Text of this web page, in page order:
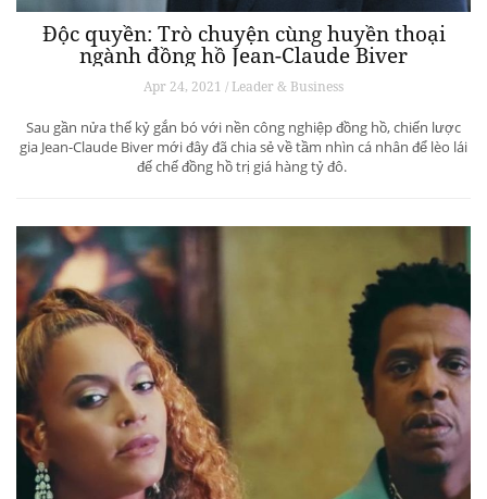
Độc quyền: Trò chuyện cùng huyền thoại
ngành đồng hồ Jean-Claude Biver
Apr 24, 2021 / Leader & Business
Sau gần nửa thế kỷ gắn bó với nền công nghiệp đồng hồ, chiến lược
gia Jean-Claude Biver mới đây đã chia sẻ về tầm nhìn cá nhân để lèo lái
đế chế đồng hồ trị giá hàng tỷ đô.